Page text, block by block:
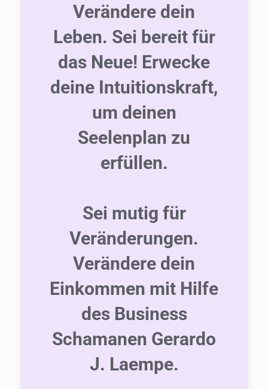
Verändere dein
Leben. Sei bereit für
das Neue! Erwecke
deine Intuitionskraft,
um deinen
Seelenplan zu
erfüllen.
Sei mutig für
Veränderungen.
Verändere dein
Einkommen mit Hilfe
des Business
Schamanen Gerardo
J. Laempe.